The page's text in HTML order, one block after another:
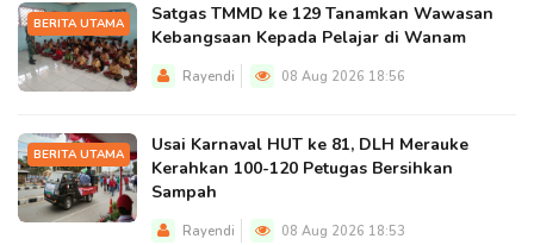
BERITA UTAMA
Satgas TMMD ke 129 Tanamkan Wawasan
Kebangsaan Kepada Pelajar di Wanam
Rayendi 08 Aug 2026 18:56
BERITA UTAMA
Usai Karnaval HUT ke 81, DLH Merauke
Kerahkan 100-120 Petugas Bersihkan
Sampah
Rayendi 08 Aug 2026 18:53